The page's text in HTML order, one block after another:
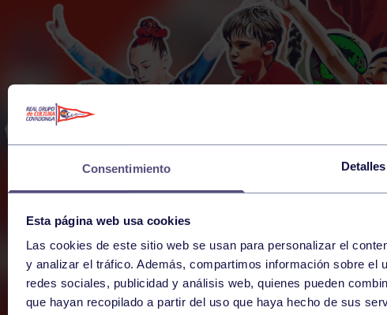
Consentimiento Detalles
Esta página web usa cookies
Las cookies de este sitio web se usan para personalizar el
y analizar el tráfico. Además, compartimos información sobre el
redes sociales, publicidad y análisis web, quienes pueden
que hayan recopilado a partir del uso que haya hecho de sus
14